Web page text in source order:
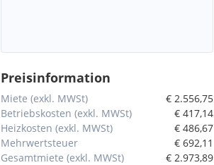
Preisinformation
Miete (exkl. MWSt)
€ 2.556,75
Betriebskosten (exkl. MWSt)
€ 417,14
Heizkosten (exkl. MWSt)
€ 486,67
Mehrwertsteuer
€ 692,11
Gesamtmiete (exkl. MWSt)
€ 2.973,89